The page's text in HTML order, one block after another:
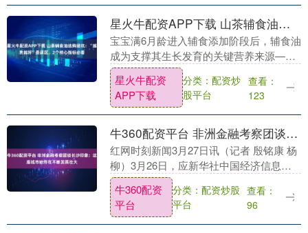
星火牛配资APP下载 山茶辅食油选购避坑：“越贵越好”是误区，2个核心指标必看
宝宝满6月龄进入辅食添加阶段后，辅食油
成为支撑其生长发育的关键营养来源——
适量优质油脂不仅能助力脂溶性维生素吸
收，还能提供不饱和脂肪酸等必需营养，
守护宝宝肠胃与....
星火牛配资
APP下载
分类：配资炒
股平台
查看：
123
牛360配资平台 非洲金融考察团谈长沙印象：这座城市始终在不断发展壮大
红网时刻新闻3月27日讯（记者 殷铭康 杨
柳）3月26日，应新华社中国经济信息社
邀请，由非洲金融机构、媒体、高校智
库、知名企业组成的考察团抵达长沙，此
行旨在推动....
牛360配资
平台
分类：配资炒股
平台
查看：
96